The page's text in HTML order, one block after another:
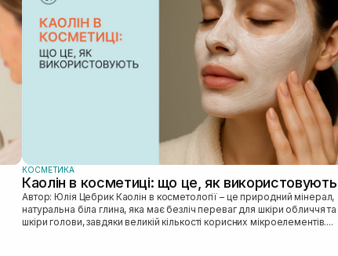
КОСМЕТИКА
Каолін в косметиці: що це, як використовують
Автор: Юлія Цебрик Каолін в косметології – це природний мінерал,
натуральна біла глина, яка має безліч переваг для шкіри обличчя та
шкіри голови, завдяки великій кількості корисних мікроелементів....